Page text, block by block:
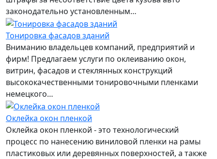
законодательно установленным…
Тонировка фасадов зданий
Вниманию владельцев компаний, предприятий и
фирм! Предлагаем услуги по оклеиванию окон,
витрин, фасадов и стеклянных конструкций
высококачественными тонировочными пленками
немецкого…
Оклейка окон пленкой
Оклейка окон пленкой - это технологический
процесс по нанесению виниловой пленки на рамы
пластиковых или деревянных поверхностей, а также